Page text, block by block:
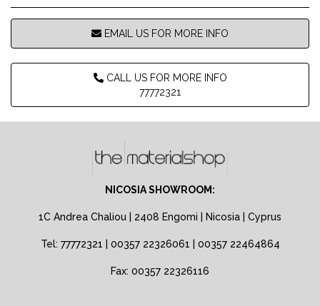
EMAIL US FOR MORE INFO
CALL US FOR MORE INFO
77772321
NICOSIA SHOWROOM:
1C Andrea Chaliou | 2408 Engomi | Nicosia | Cyprus
Tel: 77772321 | 00357 22326061 | 00357 22464864
Fax: 00357 22326116